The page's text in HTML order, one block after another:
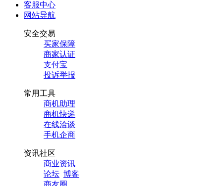
客服中心
网站导航
安全交易
买家保障
商家认证
支付宝
投诉举报
常用工具
商机助理
商机快递
在线洽谈
手机企商
资讯社区
商业资讯
论坛 博客
商友圈